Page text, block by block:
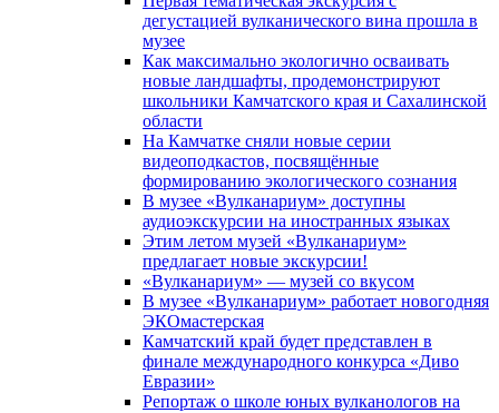
дегустацией вулканического вина прошла в
музее
Как максимально экологично осваивать
новые ландшафты, продемонстрируют
школьники Камчатского края и Сахалинской
области
На Камчатке сняли новые серии
видеоподкастов, посвящённые
формированию экологического сознания
В музее «Вулканариум» доступны
аудиоэкскурсии на иностранных языках
Этим летом музей «Вулканариум»
предлагает новые экскурсии!
«Вулканариум» — музей со вкусом
В музее «Вулканариум» работает новогодняя
ЭКОмастерская
Камчатский край будет представлен в
финале международного конкурса «Диво
Евразии»
Репортаж о школе юных вулканологов на